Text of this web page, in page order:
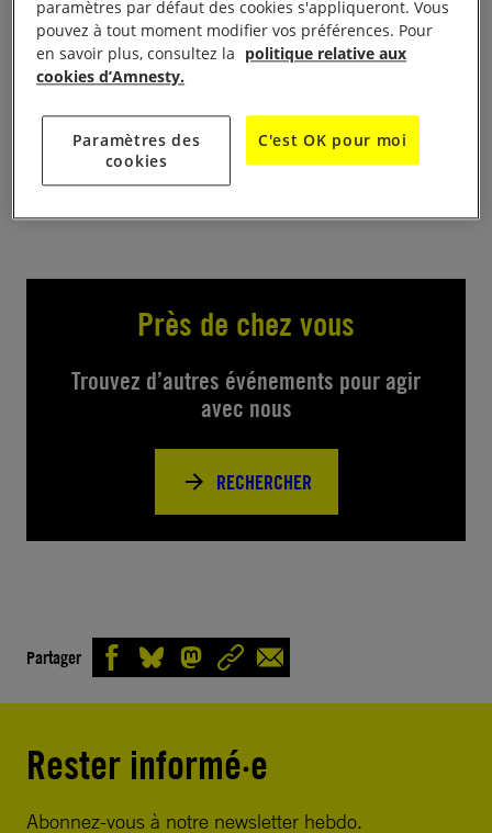
Amnesty et les actions que mène le groupe. Vous
pourrez également signer des pétitions pour des
personnes ou des groupes de personnes en danger
droits humains. De 9 h à 19 h, Palais des congrès
de la ville de Montélimar
Près de chez vous
Trouvez d’autres événements pour agir
avec nous
RECHERCHER
Partager
Rester informé·e
Abonnez-vous à notre newsletter hebdo.
paramètres par défaut des cookies s'appliqueront. Vous
pouvez à tout moment modifier vos préférences. Pour
en savoir plus, consultez la politique relative aux
cookies d’Amnesty.
Paramètres des
cookies
C'est OK pour moi